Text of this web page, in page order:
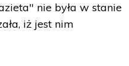
nie była w stanie
iż jest nim